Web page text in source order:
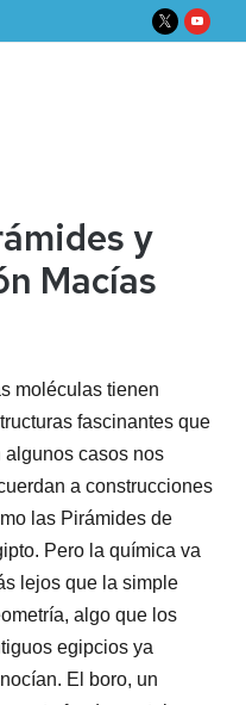
y
Macías
moléculas tienen
fascinantes que
algunos casos nos
a construcciones
las Pirámides de
Pero la química va
lejos que la simple
algo que los
egipcios ya
El boro, un